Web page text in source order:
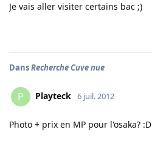
Je vais aller visiter certains bac ;)
DansRecherche Cuve nue
P Playteck 6 juil. 2012
Photo + prix en MP pour l'osaka? :D